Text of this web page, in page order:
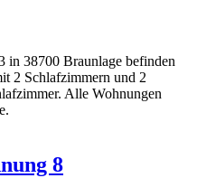
in 38700 Braunlage befinden
2 Schlafzimmern und 2
Alle Wohnungen
8